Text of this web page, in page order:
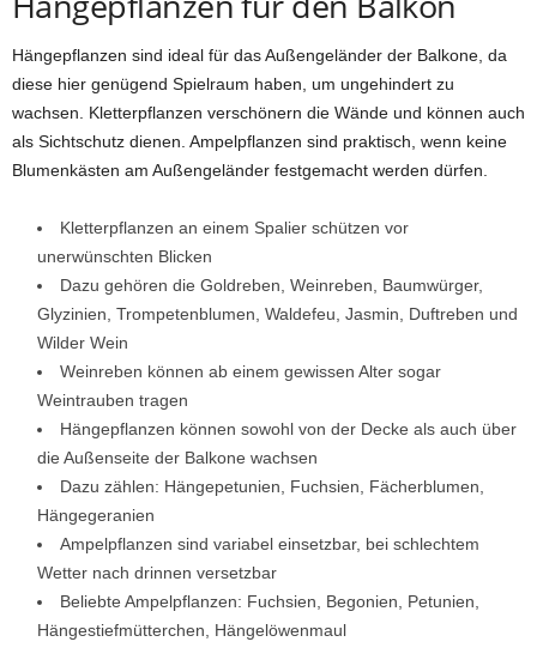
Hängepflanzen sind ideal für das Außengeländer der Balkone, da
diese hier genügend Spielraum haben, um ungehindert zu
wachsen. Kletterpflanzen verschönern die Wände und können auch
als Sichtschutz dienen. Ampelpflanzen sind praktisch, wenn keine
Blumenkästen am Außengeländer festgemacht werden dürfen.
Kletterpflanzen an einem Spalier schützen vor
unerwünschten Blicken
Dazu gehören die Goldreben, Weinreben, Baumwürger,
Glyzinien, Trompetenblumen, Waldefeu, Jasmin, Duftreben und
Wilder Wein
Weinreben können ab einem gewissen Alter sogar
Weintrauben tragen
Hängepflanzen können sowohl von der Decke als auch über
die Außenseite der Balkone wachsen
Dazu zählen: Hängepetunien, Fuchsien, Fächerblumen,
Hängegeranien
Ampelpflanzen sind variabel einsetzbar, bei schlechtem
Wetter nach drinnen versetzbar
Beliebte Ampelpflanzen: Fuchsien, Begonien, Petunien,
Hängestiefmütterchen, Hängelöwenmaul